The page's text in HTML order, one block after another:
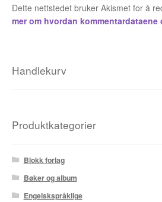
Fedor Sapegin
Håvard S. Johansen
Ida Neverdahl
Inga Sætre
Dette nettstedet bruker Akismet for å
mer om hvordan kommentardataene
Handlekurv
Produktkategorier
Blokk forlag
Bøker og album
Engelskspråklige